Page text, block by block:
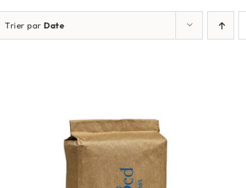
Trier parDate